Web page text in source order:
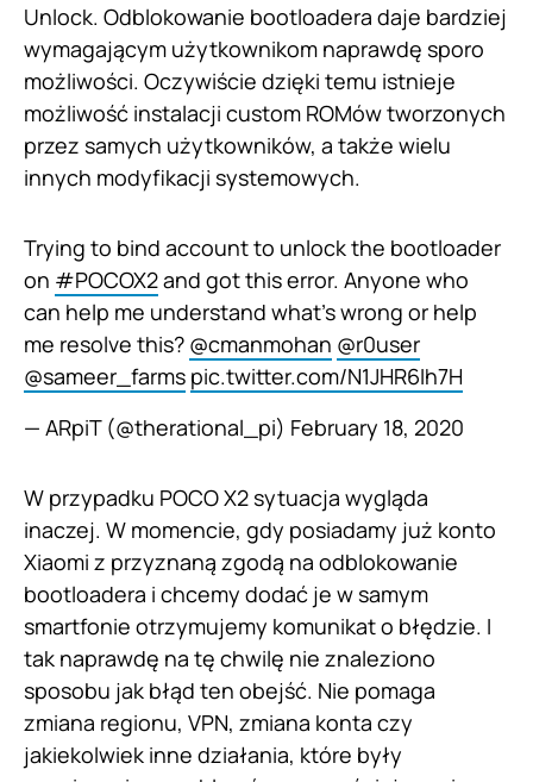
Unlock. Odblokowanie bootloadera daje bardziej
wymagającym użytkownikom naprawdę sporo
możliwości. Oczywiście dzięki temu istnieje
możliwość instalacji custom ROMów tworzonych
przez samych użytkowników, a także wielu
innych modyfikacji systemowych.
Trying to bind account to unlock the bootloader
on #POCOX2and got this error. Anyone who
can help me understand what's wrong or help
me resolve this? @cmanmohan @r0user
@sameer_farms pic.twitter.com/N1JHR6Ih7H
— ARpiT (@therational_pi) February 18, 2020
W przypadku POCO X2 sytuacja wygląda
inaczej. W momencie, gdy posiadamy już konto
Xiaomi z przyznaną zgodą na odblokowanie
bootloadera i chcemy dodać je w samym
smartfonie otrzymujemy komunikat o błędzie. I
tak naprawdę na tę chwilę nie znaleziono
sposobu jak błąd ten obejść. Nie pomaga
zmiana regionu, VPN, zmiana konta czy
jakiekolwiek inne działania, które były